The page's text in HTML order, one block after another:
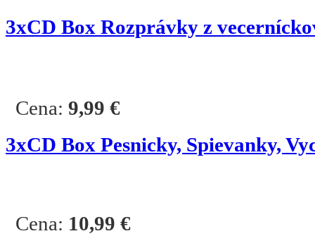
3xCD Box Rozprávky z
Cena: 9,99 €
3xCD Box Pesnicky, Spievanky,
Cena: 10,99 €